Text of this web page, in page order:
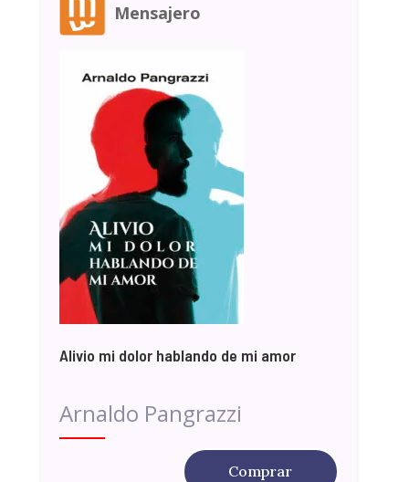
Mensajero
Alivio mi dolor hablando de mi amor
Arnaldo Pangrazzi
Comprar